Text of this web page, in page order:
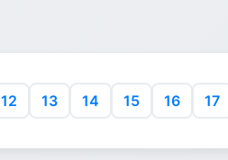
12 13 14 15 16 17